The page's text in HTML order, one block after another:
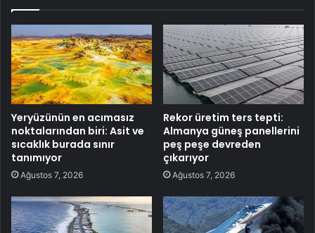
Yeryüzünün en acımasız
noktalarından biri: Asit ve
sıcaklık burada sınır
tanımıyor
Ağustos 7, 2026
Rekor üretim ters tepti:
Almanya güneş panellerini
peş peşe devreden
çıkarıyor
Ağustos 7, 2026